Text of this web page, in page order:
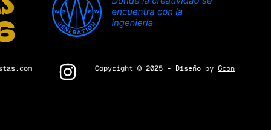
Copyright © 2025 - Diseño by Gcon